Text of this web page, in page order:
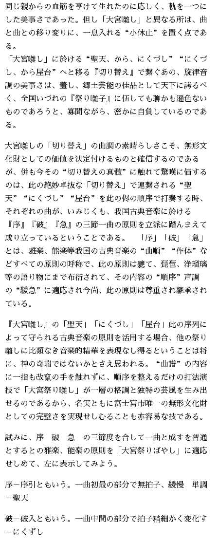
同じ親からの血筋を亨けて生れたのに応しく、軌を一つに
した美事さであった。但し「大宮囃し」と異なる所は、曲
と曲との移り変りに、一息入れる“小休止”を置く点であ
る。
「大宮囃し」に於ける“聖天、から、にくづし”“にくづ
し、から屋台”へと移る『切り替え』で繋ぐあの、旋律音
調の美事さは、蓋し、郷土芸能の佳品として天下に誇るべ
く、全国いづれの『祭り囃子』に伍しても聊かも遜色ない
ものであろうと、寡聞ながら、密かに自負しているのであ
る。
大宮囃しの「切り替え」の曲調の素晴らしさこそ、無形文
化財としての価値を決定付けるものと確信するのである
が、併も今その“切り替えの真髄”に触れて驚嘆に価する
のは、此の絶妙卓抜な「切り替え」で連繋される“聖
天”“にくづし”“屋台”を此の侭の順序で打奏する時、
それぞれの曲が、いみじくも、我国古典音楽に於ける
『序』『破』『急』の三節一曲の原則を立派に踏んまえて
成り立っているということである。 「序」「破」「急」
とは、雅楽、能楽等我国の古典音楽の“曲順”“作体”な
どすべての原則の呼称で、此の原則は軈て、琵琶、浄瑠璃
等の語り物にまで布衍されて、その内容の“順序”声調
の“緩急”に適応され今尚、此の原則は尊重され継承され
ている。
『大宮囃し』の「聖天」「にくづし」「屋台」此の序列に
よって守られる古典音楽の原則を活用する場合、他の祭り
囃しに比類なき音楽的精華を表現なし得るということは将
に、神の奇瑞ではないかとさえ思われる。“曲譜”の内容
に一指も改竄の手を触れずに、順序を整えるだけの打法演
技で「大宮祭り囃し」が一層の格調と独特の芸風を生み出
せるのであるから、名実ともに富士宮市唯一の無形文化財
としての完壁さを実現せしむることも亦容易な技である。
試みに、序 破 急 の三節度を合して一曲と成すを普通
とするとの雅楽、能楽の原則を「大宮祭りばやし」に適応
せしめて、左に表示してみよう。
序－序引ともいう。一曲初最の部分で無拍子、緩慢 単調
－聖天
破－破入ともいう。一曲中間の部分で拍子稍細かく変化す
－にくずし